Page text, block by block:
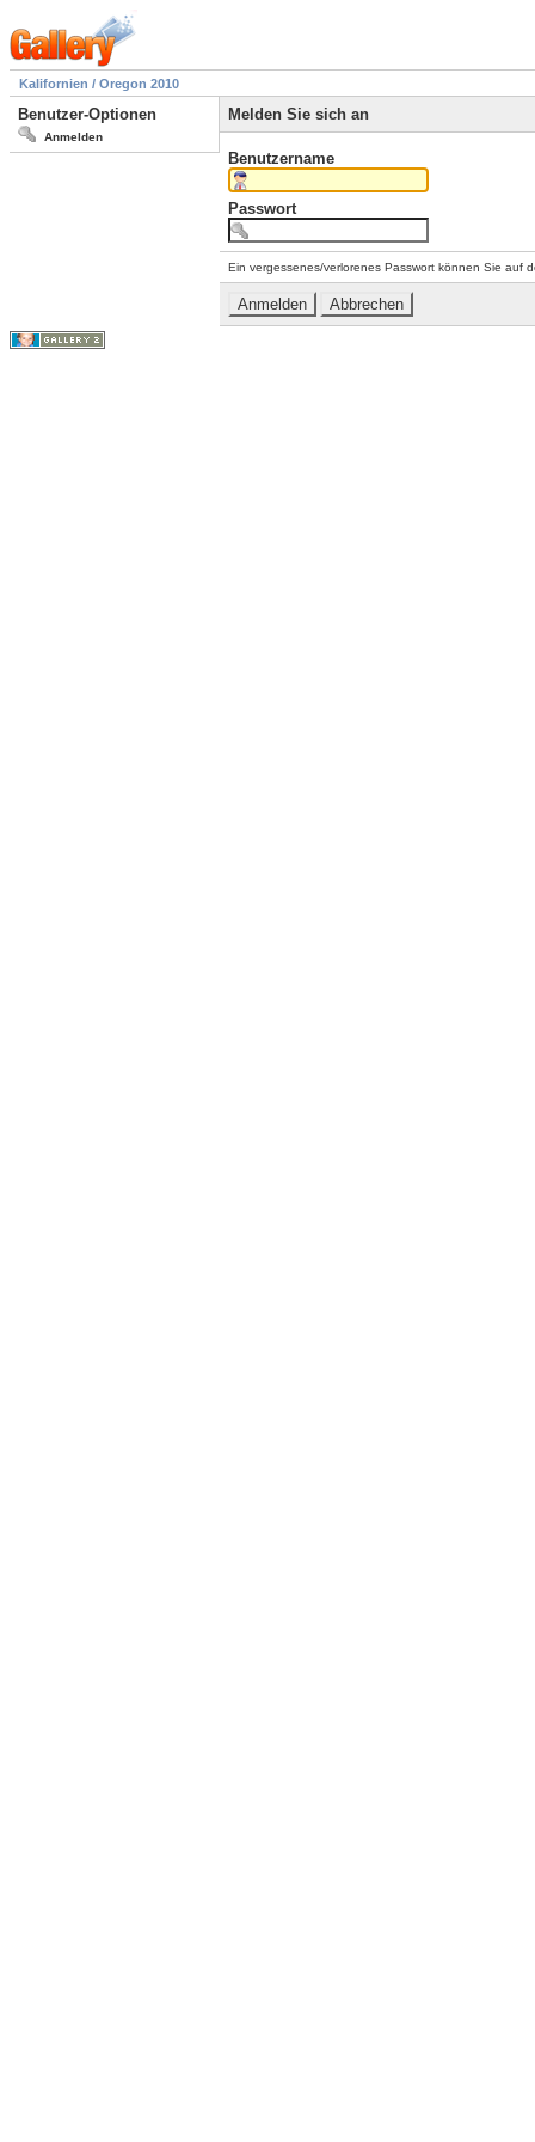
Kalifornien / Oregon 2010
Benutzer-Optionen
Anmelden
Melden Sie sich an
Benutzername
Passwort
Ein vergessenes/verlorenes Passwort können Sie auf